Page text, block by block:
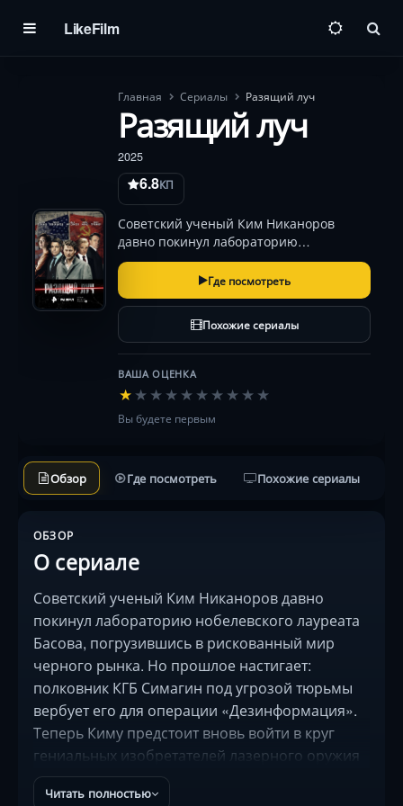
LikeFilm
Главная Сериалы Разящий луч
Разящий луч
2025
6.8КП
Советский ученый Ким Никаноров
давно покинул лабораторию
нобелевского лауреата Басова,
погрузившись в рискованный мир
черного рынка. Но прошлое настигает:
полковник КГБ Симагин под угрозой
тюрьмы вербует его для операции…
Где посмотреть
Похожие сериалы
ВАША ОЦЕНКА
★ ★ ★ ★ ★ ★ ★ ★ ★ ★
Вы будете первым
Обзор Где посмотреть Похожие сериалы
ОБЗОР
О сериале
Советский ученый Ким Никаноров давно
покинул лабораторию нобелевского лауреата
Басова, погрузившись в рискованный мир
черного рынка. Но прошлое настигает:
полковник КГБ Симагин под угрозой тюрьмы
вербует его для операции «Дезинформация».
Теперь Киму предстоит вновь войти в круг
гениальных изобретателей лазерного оружия
и стать «каналом утечки» ложных данных для
ЦРУ. Однако его противник — харизматичная
Читать полностью